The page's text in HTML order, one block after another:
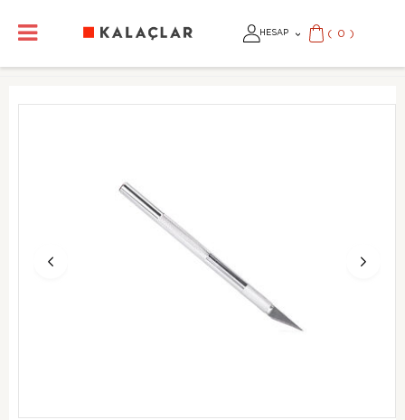
( 0 )
HESAP